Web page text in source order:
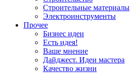
Строительные материалы
Электроинструменты
Прочее
Бизнес идеи
Есть идея!
Ваше мнение
Дайджест. Идеи мастера
Качество жизни